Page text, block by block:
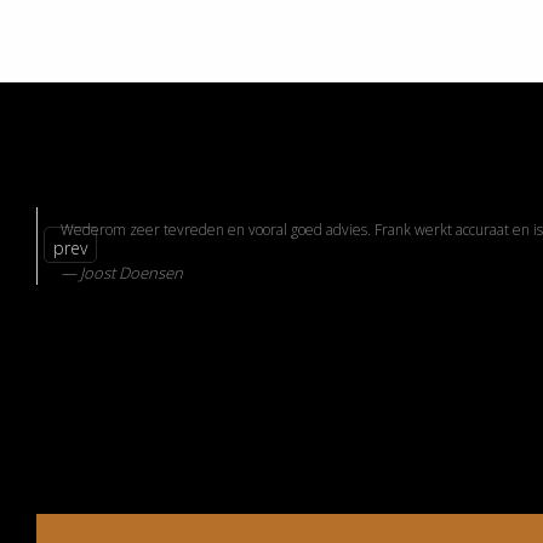
Wederom zeer tevreden en vooral goed advies. Frank werkt accuraat en
Joost Doensen
prev